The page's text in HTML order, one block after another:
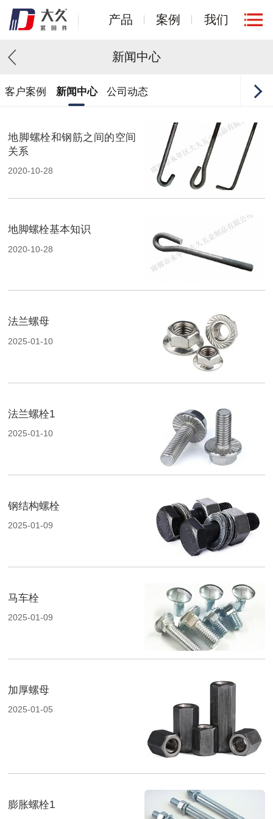
产品 案例 我们
新闻中心
客户案例 新闻中心 公司动态
地脚螺栓和钢筋之间的空间
关系
2020-10-28
地脚螺栓基本知识
2020-10-28
法兰螺母
2025-01-10
法兰螺栓1
2025-01-10
钢结构螺栓
2025-01-09
马车栓
2025-01-09
加厚螺母
2025-01-05
膨胀螺栓1